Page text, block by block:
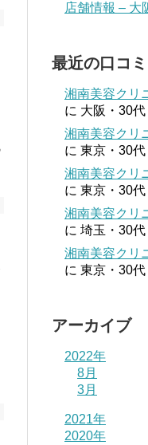
店舗情報 – 大
最近の口コミ
湘南美容クリ
に 大阪・30
湘南美容クリ
に 東京・30
湘南美容クリ
に 東京・30
湘南美容クリ
に 埼玉・30
湘南美容クリ
に 東京・30
アーカイブ
2022年
8月
3月
2021年
2020年